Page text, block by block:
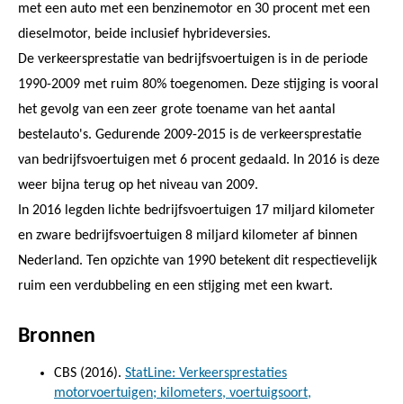
met een auto met een benzinemotor en 30 procent met een
dieselmotor, beide inclusief hybrideversies.
De verkeersprestatie van bedrijfsvoertuigen is in de periode
1990-2009 met ruim 80% toegenomen. Deze stijging is vooral
het gevolg van een zeer grote toename van het aantal
bestelauto's. Gedurende 2009-2015 is de verkeersprestatie
van bedrijfsvoertuigen met 6 procent gedaald. In 2016 is deze
weer bijna terug op het niveau van 2009.
In 2016 legden lichte bedrijfsvoertuigen 17 miljard kilometer
en zware bedrijfsvoertuigen 8 miljard kilometer af binnen
Nederland. Ten opzichte van 1990 betekent dit respectievelijk
ruim een verdubbeling en een stijging met een kwart.
Bronnen
CBS (2016). StatLine: Verkeersprestaties
motorvoertuigen; kilometers, voertuigsoort,